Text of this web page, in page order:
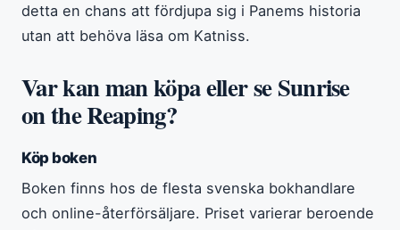
detta en chans att fördjupa sig i Panems historia
utan att behöva läsa om Katniss.
Var kan man köpa eller se Sunrise
on the Reaping?
Köp boken
Boken finns hos de flesta svenska bokhandlare
och online-återförsäljare. Priset varierar beroende